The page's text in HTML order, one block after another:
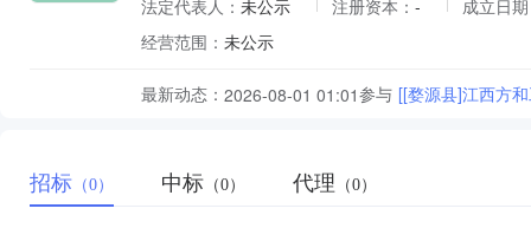
法定代表人： 未公示 注册资本： -
成立日
经营范围： 未公示
最新动态： 2026-08-01 01:01参与
招标 （0） 中标 （0） 代理 （0）